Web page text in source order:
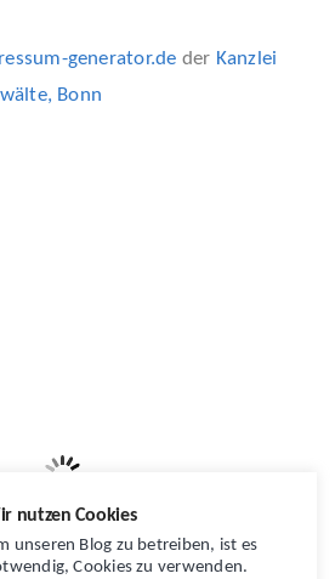
generator.de der Kanzlei
Bonn
nutzen Cookies
unseren Blog zu betreiben, ist es
Cookies zu verwenden.